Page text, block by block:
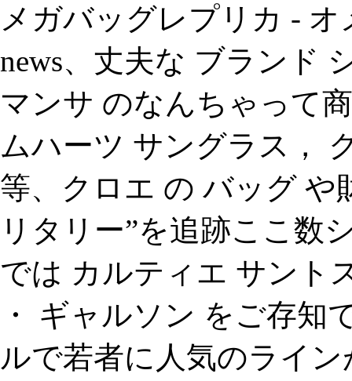
メガバッグレプリカ -
news、丈夫な ブランド
マンサ のなんちゃって
ムハーツ サングラス，
等、クロエ の バッグ や
リタリー”を追跡ここ数
では カルティエ サント
・ ギャルソン をご存知
ルで若者に人気のライ